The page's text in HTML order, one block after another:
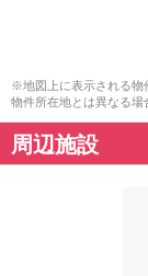
※地図上に表示される物
物件所在地とは異なる場
周辺施設